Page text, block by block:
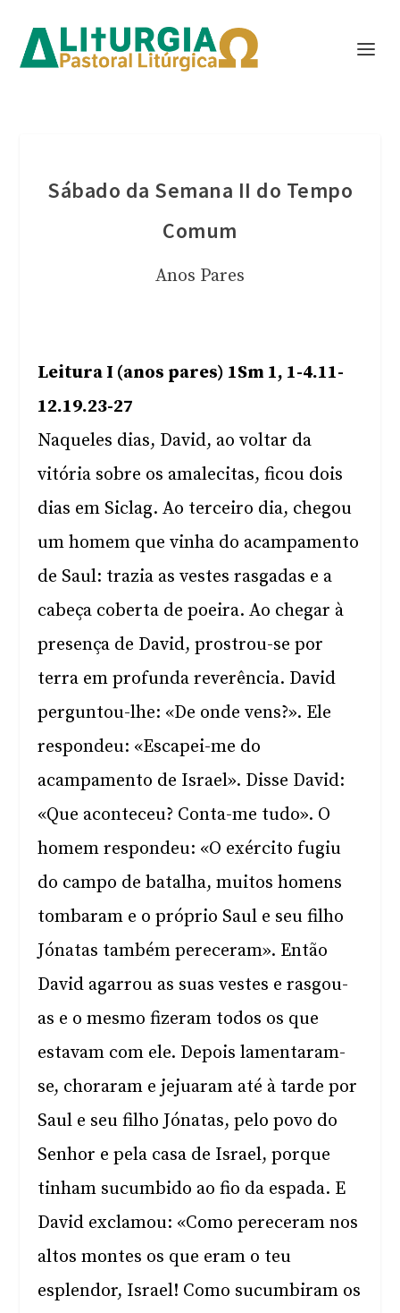
Sábado da Semana II do Tempo
Comum
Anos Pares
Leitura I (anos pares) 1Sm 1, 1-4.11-
12.19.23-27
Naqueles dias, David, ao voltar da
vitória sobre os amalecitas, ficou dois
dias em Siclag. Ao terceiro dia, chegou
um homem que vinha do acampamento
de Saul: trazia as vestes rasgadas e a
cabeça coberta de poeira. Ao chegar à
presença de David, prostrou-se por
terra em profunda reverência. David
perguntou-lhe: «De onde vens?». Ele
respondeu: «Escapei-me do
acampamento de Israel». Disse David:
«Que aconteceu? Conta-me tudo». O
homem respondeu: «O exército fugiu
do campo de batalha, muitos homens
tombaram e o próprio Saul e seu filho
Jónatas também pereceram». Então
David agarrou as suas vestes e rasgou-
as e o mesmo fizeram todos os que
estavam com ele. Depois lamentaram-
se, choraram e jejuaram até à tarde por
Saul e seu filho Jónatas, pelo povo do
Senhor e pela casa de Israel, porque
tinham sucumbido ao fio da espada. E
David exclamou: «Como pereceram nos
altos montes os que eram o teu
esplendor, Israel! Como sucumbiram os